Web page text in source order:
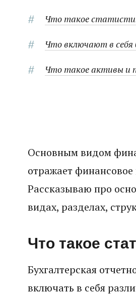
Что такое
Что включают в себя
Что такое активы и
Основным видом
отражает
Рассказываю про
видах, разделах,
Что такое
Бухгалтерская
включать в себя